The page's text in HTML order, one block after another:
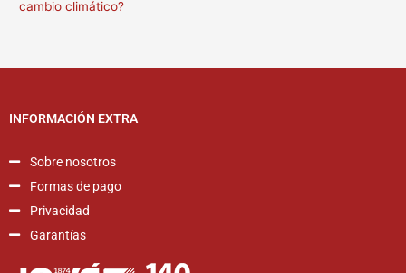
cambio climático?
INFORMACIÓN EXTRA
Sobre nosotros
Formas de pago
Privacidad
Garantías